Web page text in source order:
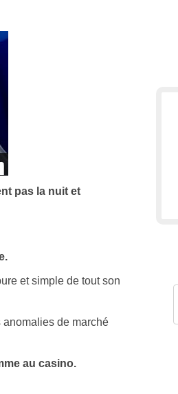
pas la nuit et
et simple de tout son
anomalies de marché
au casino.